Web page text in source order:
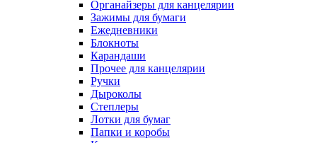
Органайзеры для канцелярии
Зажимы для бумаги
Ежедневники
Блокноты
Карандаши
Прочее для канцелярии
Ручки
Дыроколы
Степлеры
Лотки для бумаг
Папки и коробы